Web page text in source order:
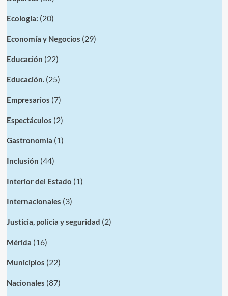
Ecología: (20)
Economía y Negocios (29)
Educación (22)
Educación.(25)
Empresarios (7)
Espectáculos (2)
Gastronomia (1)
Inclusión (44)
Interior del Estado (1)
Internacionales (3)
Justicia, policia y seguridad (2)
Mérida (16)
Municipios (22)
Nacionales (87)